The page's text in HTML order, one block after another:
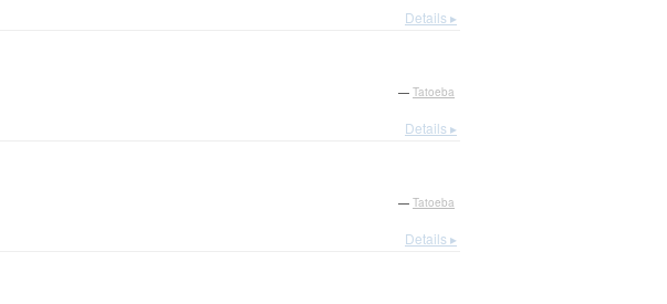
Details ▸
— Tatoeba
Details ▸
— Tatoeba
Details ▸